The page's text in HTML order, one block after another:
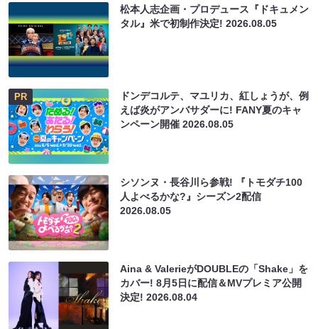
松本人志企画・プロデュース『ドキュメン
タル』米で初制作決定!2026.08.05
PR
ドンデコルテ、マユリカ、紅しょうが、例
えば炎がアンバサダーに! FANY夏のキャ
ンペーン開催2026.08.05
シソンヌ・長谷川ら参戦! 『トモダチ100
人よべるかな?』シーズン2配信
2026.08.05
Aina & ValerieがDOUBLEの「Shake」を
カバー! 8月5日に配信＆MVプレミア公開
決定!2026.08.04